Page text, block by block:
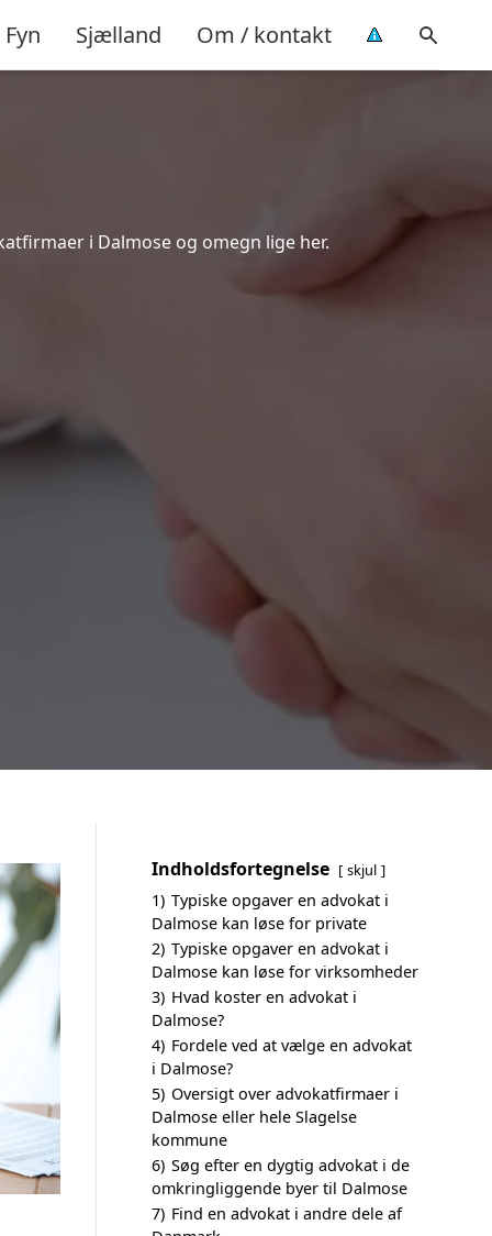
Fyn Sjælland Om / kontakt
i Dalmose og omegn lige her.
Indholdsfortegnelse skjul
1) Typiske opgaver en advokat i
Dalmose kan løse for private
2) Typiske opgaver en advokat i
Dalmose kan løse for virksomheder
3) Hvad koster en advokat i
Dalmose?
4) Fordele ved at vælge en advokat
i Dalmose?
5) Oversigt over advokatfirmaer i
Dalmose eller hele Slagelse
kommune
6) Søg efter en dygtig advokat i de
omkringliggende byer til Dalmose
7) Find en advokat i andre dele af